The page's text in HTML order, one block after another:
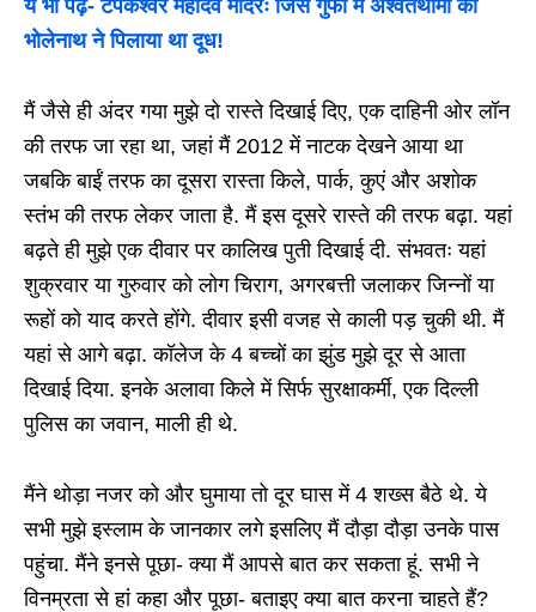
ये भी पढ़ें-टपकेश्वर महादेव मंदिरः जिस गुफा में अश्वतथामा को
भोलेनाथ ने पिलाया था दूध!
मैं जैसे ही अंदर गया मुझे दो रास्ते दिखाई दिए, एक दाहिनी ओर लॉन
की तरफ जा रहा था, जहां मैं 2012 में नाटक देखने आया था
जबकि बाईं तरफ का दूसरा रास्ता किले, पार्क, कुएं और अशोक
स्तंभ की तरफ लेकर जाता है. मैं इस दूसरे रास्ते की तरफ बढ़ा. यहां
बढ़ते ही मुझे एक दीवार पर कालिख पुती दिखाई दी. संभवतः यहां
शुक्रवार या गुरुवार को लोग चिराग, अगरबत्ती जलाकर जिन्नों या
रूहों को याद करते होंगे. दीवार इसी वजह से काली पड़ चुकी थी. मैं
यहां से आगे बढ़ा. कॉलेज के 4 बच्चों का झुंड मुझे दूर से आता
दिखाई दिया. इनके अलावा किले में सिर्फ सुरक्षाकर्मी, एक दिल्ली
पुलिस का जवान, माली ही थे.
मैंने थोड़ा नजर को और घुमाया तो दूर घास में 4 शख्स बैठे थे. ये
सभी मुझे इस्लाम के जानकार लगे इसलिए मैं दौड़ा दौड़ा उनके पास
पहुंचा. मैंने इनसे पूछा- क्या मैं आपसे बात कर सकता हूं. सभी ने
विनम्रता से हां कहा और पूछा- बताइए क्या बात करना चाहते हैं?